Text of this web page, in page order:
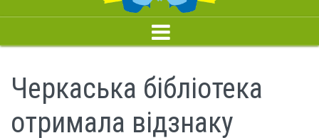
Черкаська бібліотека
отримала відзнаку